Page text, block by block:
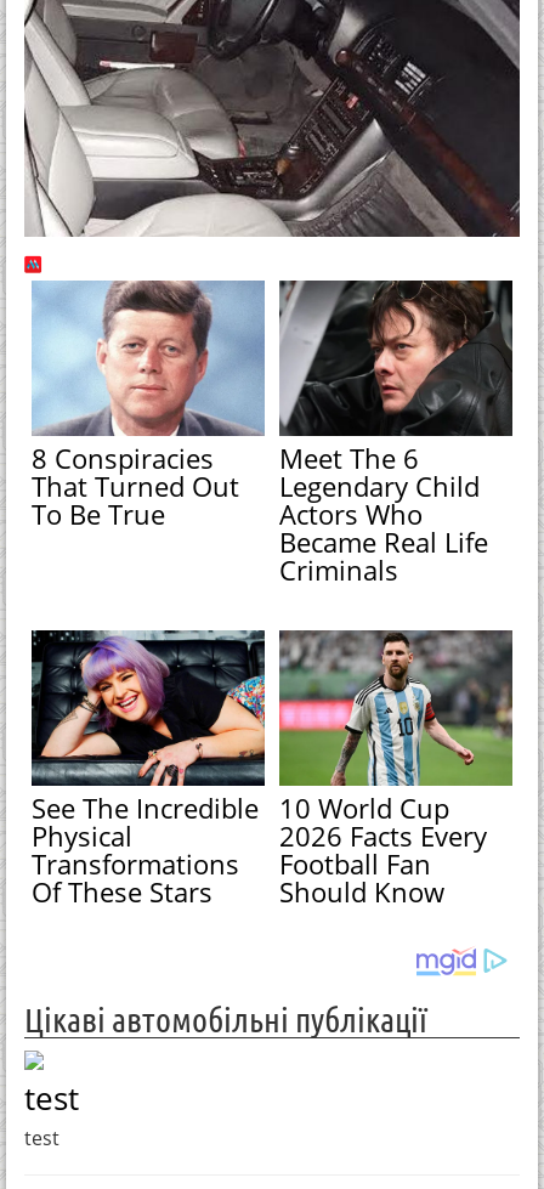
8 Conspiracies
That Turned Out
To Be True
Meet The 6
Legendary Child
Actors Who
Became Real Life
Criminals
See The Incredible
Physical
Transformations
Of These Stars
10 World Cup
2026 Facts Every
Football Fan
Should Know
Цікаві автомобільні публікації
test
test